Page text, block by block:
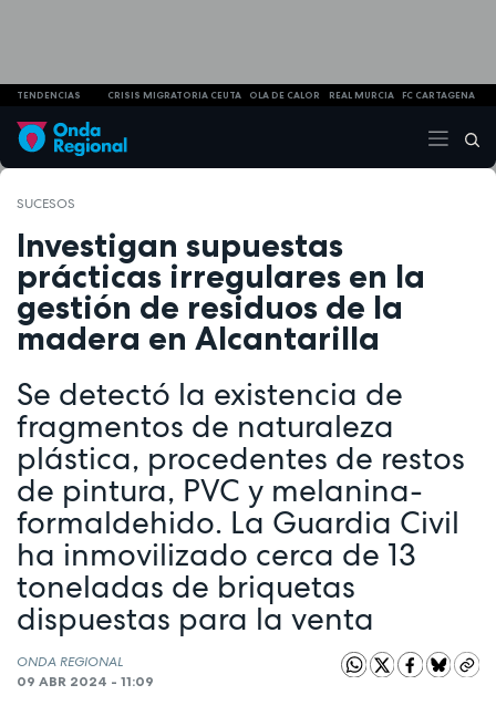
TENDENCIAS CRISIS MIGRATORIA CEUTA OLA DE CALOR REAL MURCIA FC CARTAGENA
SUCESOS
Investigan supuestas
prácticas irregulares en la
gestión de residuos de la
madera en Alcantarilla
Se detectó la existencia de
fragmentos de naturaleza
plástica, procedentes de restos
de pintura, PVC y melanina-
formaldehido. La Guardia Civil
ha inmovilizado cerca de 13
toneladas de briquetas
dispuestas para la venta
ONDA REGIONAL
09 ABR 2024 - 11:09